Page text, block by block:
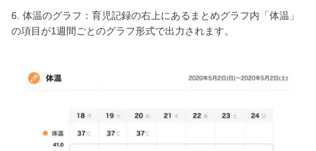
6. 体温のグラフ：育児記録の右上にあるまとめグラフ内「体温」
の項目が1週間ごとのグラフ形式で出力されます。